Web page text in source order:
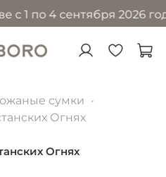
4 сентября 2026 года в
сумки
Огнях
Огнях